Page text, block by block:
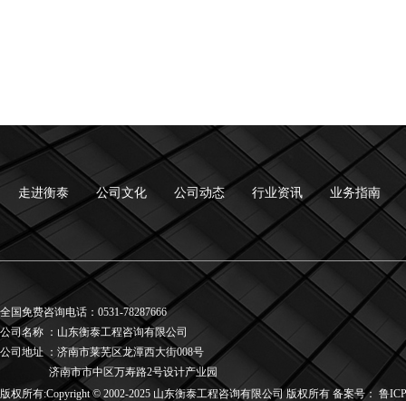
走进衡泰 公司文化 公司动态 行业资讯 业务指南
全国免费咨询电话：0531-78287666
公司名称 ： 山东衡泰工程咨询有限公司
公司地址： 济南市莱芜区龙潭西大街008号
济南市市中区万寿路2号设计产业园
版权所有:Copyright © 2002-2025 山东衡泰工程咨询有限公司 版权所有 备案号： 鲁